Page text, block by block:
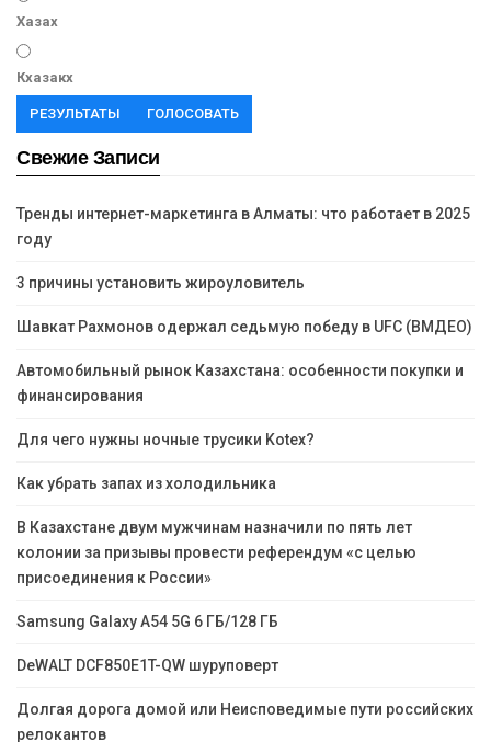
Хазах
Кхазакх
РЕЗУЛЬТАТЫ ГОЛОСОВАТЬ
Свежие Записи
Тренды интернет-маркетинга в Алматы: что работает в 2025
году
3 причины установить жироуловитель
Шавкат Рахмонов одержал седьмую победу в UFC (ВМДЕО)
Автомобильный рынок Казахстана: особенности покупки и
финансирования
Для чего нужны ночные трусики Kotex?
Как убрать запах из холодильника
В Казахстане двум мужчинам назначили по пять лет
колонии за призывы провести референдум «с целью
присоединения к России»
Samsung Galaxy A54 5G 6 ГБ/128 ГБ
DeWALT DCF850E1T-QW шуруповерт
Долгая дорога домой или Неисповедимые пути российских
релокантов